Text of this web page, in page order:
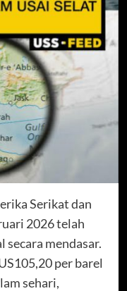
Serikat dan
2026 telah
secara mendasar.
per barel
sehari,